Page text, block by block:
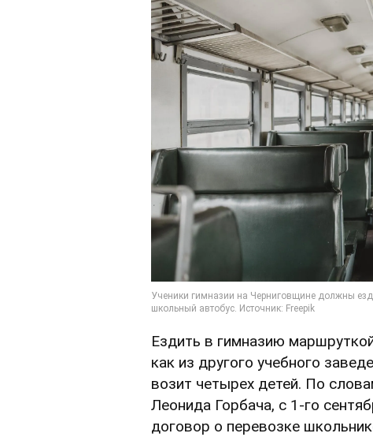
Ездить в гимназию
как из другого учебного
возит четырех детей. По
Леонида Горбача, с 1-го
договор о перевозке